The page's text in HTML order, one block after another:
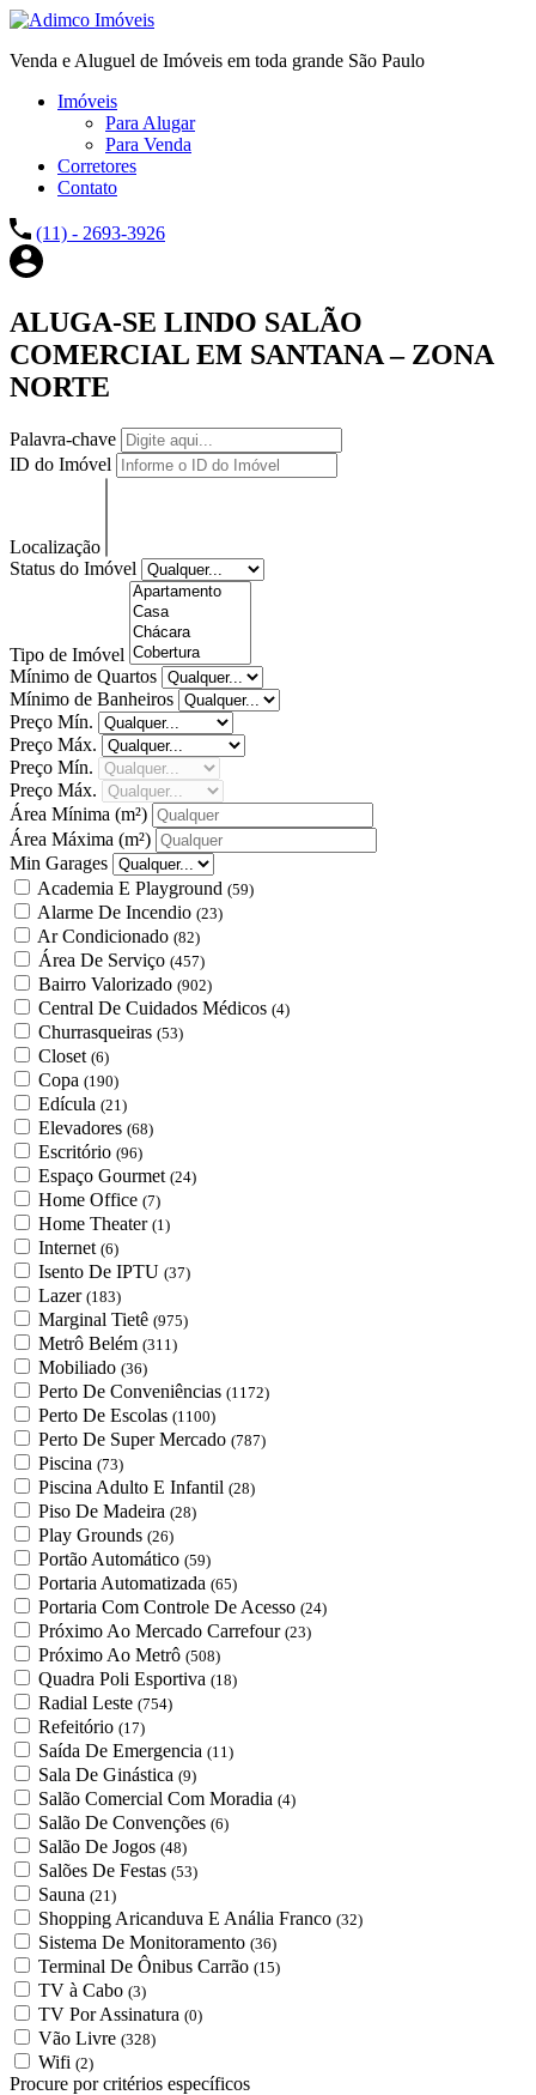
Venda e Aluguel de Imóveis em toda grande São Paulo
Imóveis
Para Alugar
Para Venda
Corretores
Contato
(11) - 2693-3926
ALUGA-SE LINDO SALÃO
COMERCIAL EM SANTANA – ZONA
NORTE
Palavra-chave
ID do Imóvel
Localização
Status do Imóvel
Tipo de Imóvel
Mínimo de Quartos
Mínimo de Banheiros
Preço Mín.
Preço Máx.
Preço Mín.
Preço Máx.
Área Mínima (m²)
Área Máxima (m²)
Min Garages
Academia E Playground (59)
Alarme De Incendio (23)
Ar Condicionado (82)
Área De Serviço (457)
Bairro Valorizado (902)
Central De Cuidados Médicos (4)
Churrasqueiras (53)
Closet (6)
Copa (190)
Edícula (21)
Elevadores (68)
Escritório (96)
Espaço Gourmet (24)
Home Office (7)
Home Theater (1)
Internet (6)
Isento De IPTU (37)
Lazer (183)
Marginal Tietê (975)
Metrô Belém (311)
Mobiliado (36)
Perto De Conveniências (1172)
Perto De Escolas (1100)
Perto De Super Mercado (787)
Piscina (73)
Piscina Adulto E Infantil (28)
Piso De Madeira (28)
Play Grounds (26)
Portão Automático (59)
Portaria Automatizada (65)
Portaria Com Controle De Acesso (24)
Próximo Ao Mercado Carrefour (23)
Próximo Ao Metrô (508)
Quadra Poli Esportiva (18)
Radial Leste (754)
Refeitório (17)
Saída De Emergencia (11)
Sala De Ginástica (9)
Salão Comercial Com Moradia (4)
Salão De Convenções (6)
Salão De Jogos (48)
Salões De Festas (53)
Sauna (21)
Shopping Aricanduva E Anália Franco (32)
Sistema De Monitoramento (36)
Terminal De Ônibus Carrão (15)
TV à Cabo (3)
TV Por Assinatura (0)
Vão Livre (328)
Wifi (2)
Procure por critérios específicos